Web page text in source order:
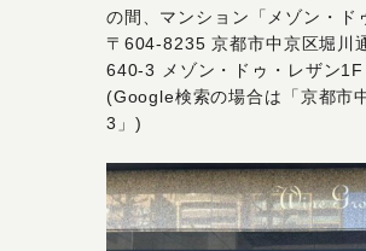
の間、マンション「メゾン・ド
〒604-8235 京都市中京区堀川
640-3 メゾン・ドゥ・レザン1F
(Google検索の場合は「京都市
3」)